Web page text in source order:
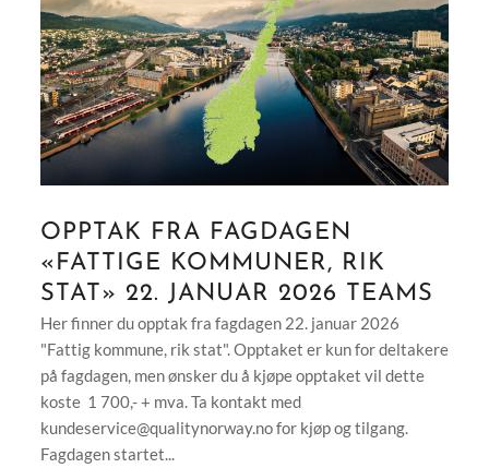
OPPTAK FRA FAGDAGEN
«FATTIGE KOMMUNER, RIK
STAT» 22. JANUAR 2026 TEAMS
Her finner du opptak fra fagdagen 22. januar 2026
"Fattig kommune, rik stat". Opptaket er kun for deltakere
på fagdagen, men ønsker du å kjøpe opptaket vil dette
koste 1 700,- + mva. Ta kontakt med
kundeservice@qualitynorway.nofor kjøp og tilgang.
Fagdagen startet...